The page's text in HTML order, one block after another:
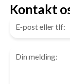
Kontakt